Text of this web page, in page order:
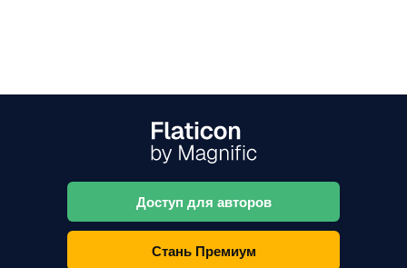
Доступ для авторов
Стань Премиум